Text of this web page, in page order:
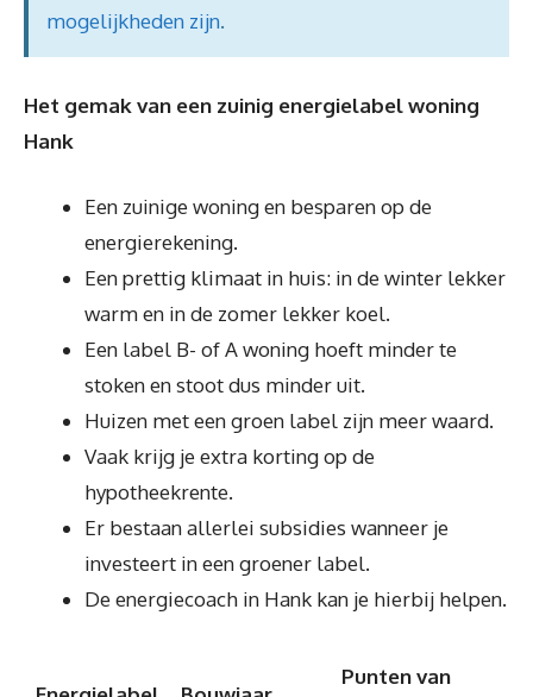
mogelijkheden zijn.
Het gemak van een zuinig energielabel woning
Hank
Een zuinige woning en besparen op de
energierekening.
Een prettig klimaat in huis: in de winter lekker
warm en in de zomer lekker koel.
Een label B- of A woning hoeft minder te
stoken en stoot dus minder uit.
Huizen met een groen label zijn meer waard.
Vaak krijg je extra korting op de
hypotheekrente.
Er bestaan allerlei subsidies wanneer je
investeert in een groener label.
De energiecoach in Hank kan je hierbij helpen.
Punten van